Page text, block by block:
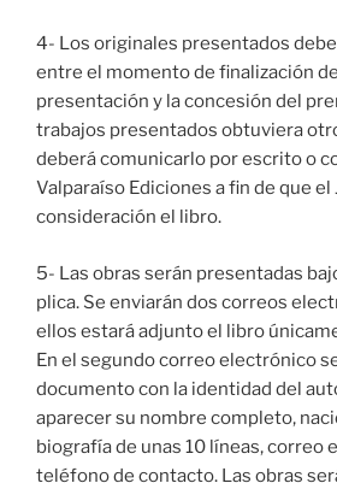
4- Los originales presentados
entre el momento de finalización
presentación y la concesión del
trabajos presentados obtuviera
deberá comunicarlo por escrito o
Valparaíso Ediciones a fin de que el
consideración el libro.
5- Las obras serán presentadas
plica. Se enviarán dos correos
ellos estará adjunto el libro
En el segundo correo electrónico
documento con la identidad del
aparecer su nombre completo,
biografía de unas 10 líneas, correo
teléfono de contacto. Las obras